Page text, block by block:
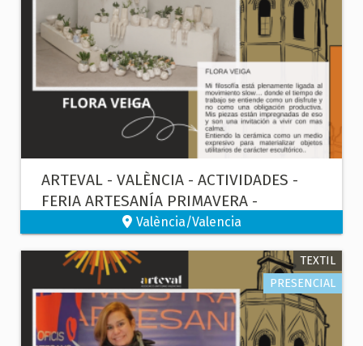
ARTEVAL - VALÈNCIA - ACTIVIDADES -
FERIA ARTESANÍA PRIMAVERA -
València/Valencia
TEXTIL
PRESENCIAL